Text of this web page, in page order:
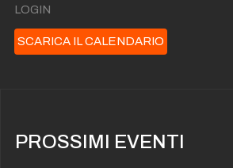
LOGIN
SCARICA IL CALENDARIO
PROSSIMI EVENTI